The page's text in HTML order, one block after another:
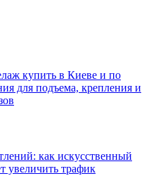
купить в Киеве и по
для подъема, крепления и
как искусственный
увеличить трафик